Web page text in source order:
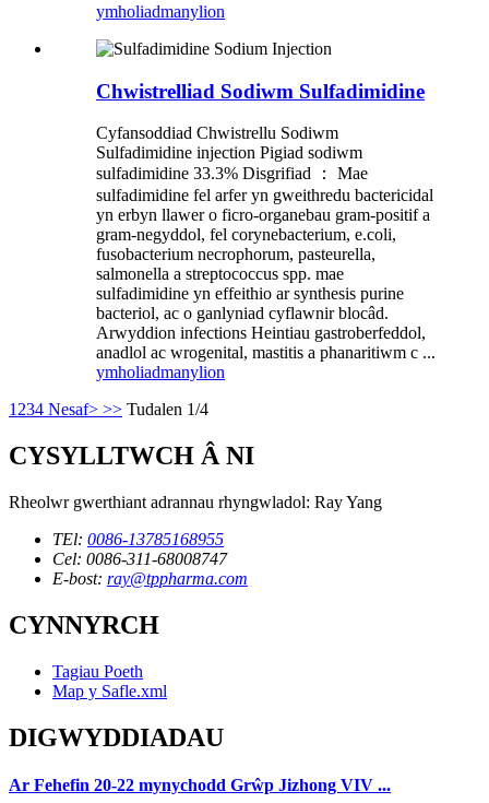
ymholiadmanylion
Chwistrelliad Sodiwm Sulfadimidine
Cyfansoddiad Chwistrellu Sodiwm
Sulfadimidine injection Pigiad sodiwm
sulfadimidine 33.3% Disgrifiad ： Mae
sulfadimidine fel arfer yn gweithredu bactericidal
yn erbyn llawer o ficro-organebau gram-positif a
gram-negyddol, fel corynebacterium, e.coli,
fusobacterium necrophorum, pasteurella,
salmonella a streptococcus spp. mae
sulfadimidine yn effeithio ar synthesis purine
bacteriol, ac o ganlyniad cyflawnir blocâd.
Arwyddion infections Heintiau gastroberfeddol,
anadlol ac wrogenital, mastitis a phanaritiwm c ...
ymholiadmanylion
1234 Nesaf> >> Tudalen 1/4
CYSYLLTWCH Â NI
Rheolwr gwerthiant adrannau rhyngwladol: Ray Yang
TEl: 0086-13785168955
Cel: 0086-311-68008747
E-bost: ray@tppharma.com
CYNNYRCH
Tagiau Poeth
Map y Safle.xml
DIGWYDDIADAU
Ar Fehefin 20-22 mynychodd Grŵp Jizhong VIV ...